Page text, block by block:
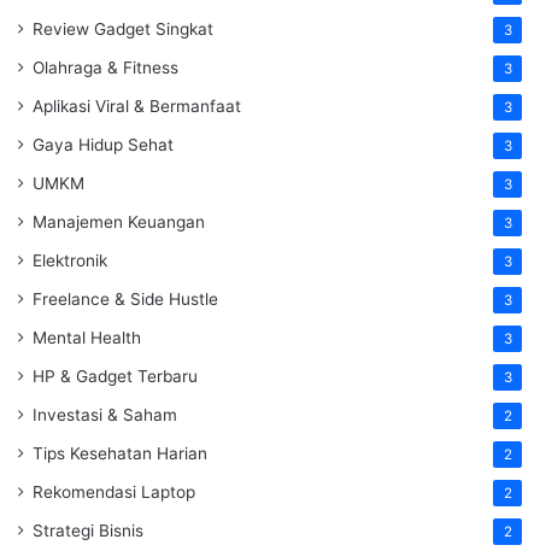
Review Gadget Singkat 3
Olahraga & Fitness 3
Aplikasi Viral & Bermanfaat 3
Gaya Hidup Sehat 3
UMKM 3
Manajemen Keuangan 3
Elektronik 3
Freelance & Side Hustle 3
Mental Health 3
HP & Gadget Terbaru 3
Investasi & Saham 2
Tips Kesehatan Harian 2
Rekomendasi Laptop 2
Strategi Bisnis 2